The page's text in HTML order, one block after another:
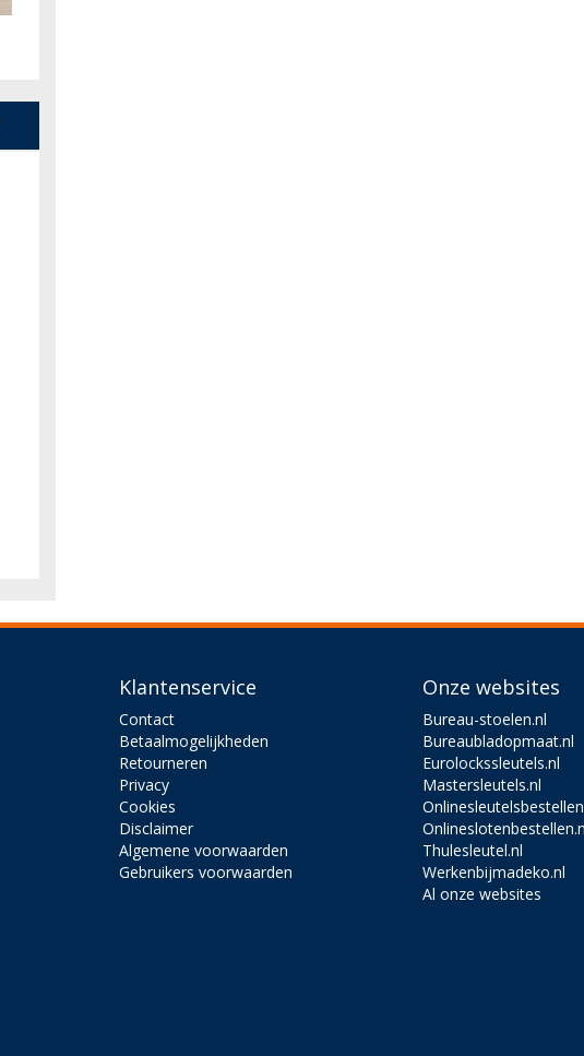
Klantenservice
Contact
Betaalmogelijkheden
Retourneren
Privacy
Cookies
Disclaimer
Algemene voorwaarden
Gebruikers voorwaarden
Onze websites
Bureau-stoelen.nl
Bureaubladopmaat.nl
Eurolockssleutels.nl
Mastersleutels.nl
Thulesleutel.nl
Werkenbijmadeko.nl
Al onze websites